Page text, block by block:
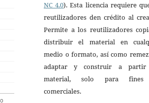
NC 4.0). Esta licencia requiere
reutilizadores den crédito al
Permite a los reutilizadores
distribuir el material en
medio o formato, así como
adaptar y construir a
material, solo para
comerciales.